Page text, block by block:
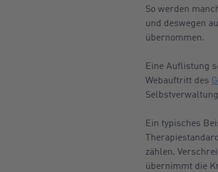
So werden
und deswegen
übernommen.
Eine Auflistung
Webauftritt des
Ein typisches
zählen.
übernimmt die